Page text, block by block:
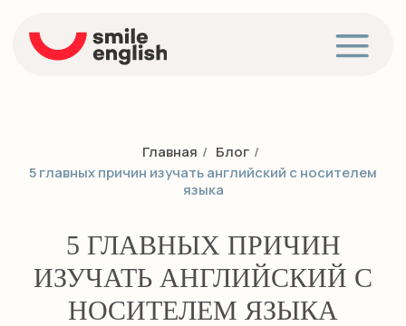
Главная / Блог /
5 главных причин изучать английский с носителем
языка
5 ГЛАВНЫХ ПРИЧИН
ИЗУЧАТЬ АНГЛИЙСКИЙ С
НОСИТЕЛЕМ ЯЗЫКА